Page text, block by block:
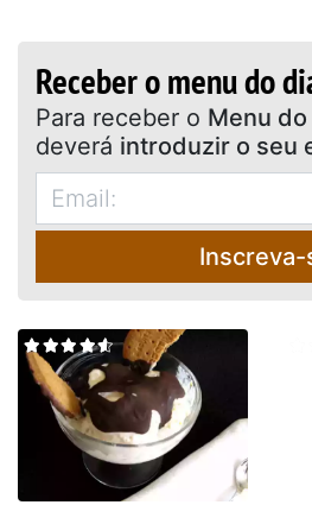
Receber o menu do
Para receber o Menu do
deverá introduzir o seu
Inscreva-